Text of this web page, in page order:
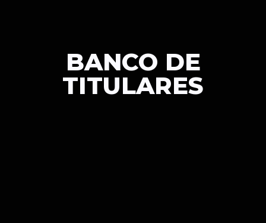
BANCO DE
TITULARES